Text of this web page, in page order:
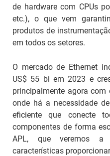
de hardware com CPUs
etc.), o que vem
produtos de
em todos os setores.
O mercado de Ethernet
US$ 55 bi em 2023 e
principalmente agora
onde há a necessidade
eficiente que conecte
componentes de forma
APL, que veremos
características